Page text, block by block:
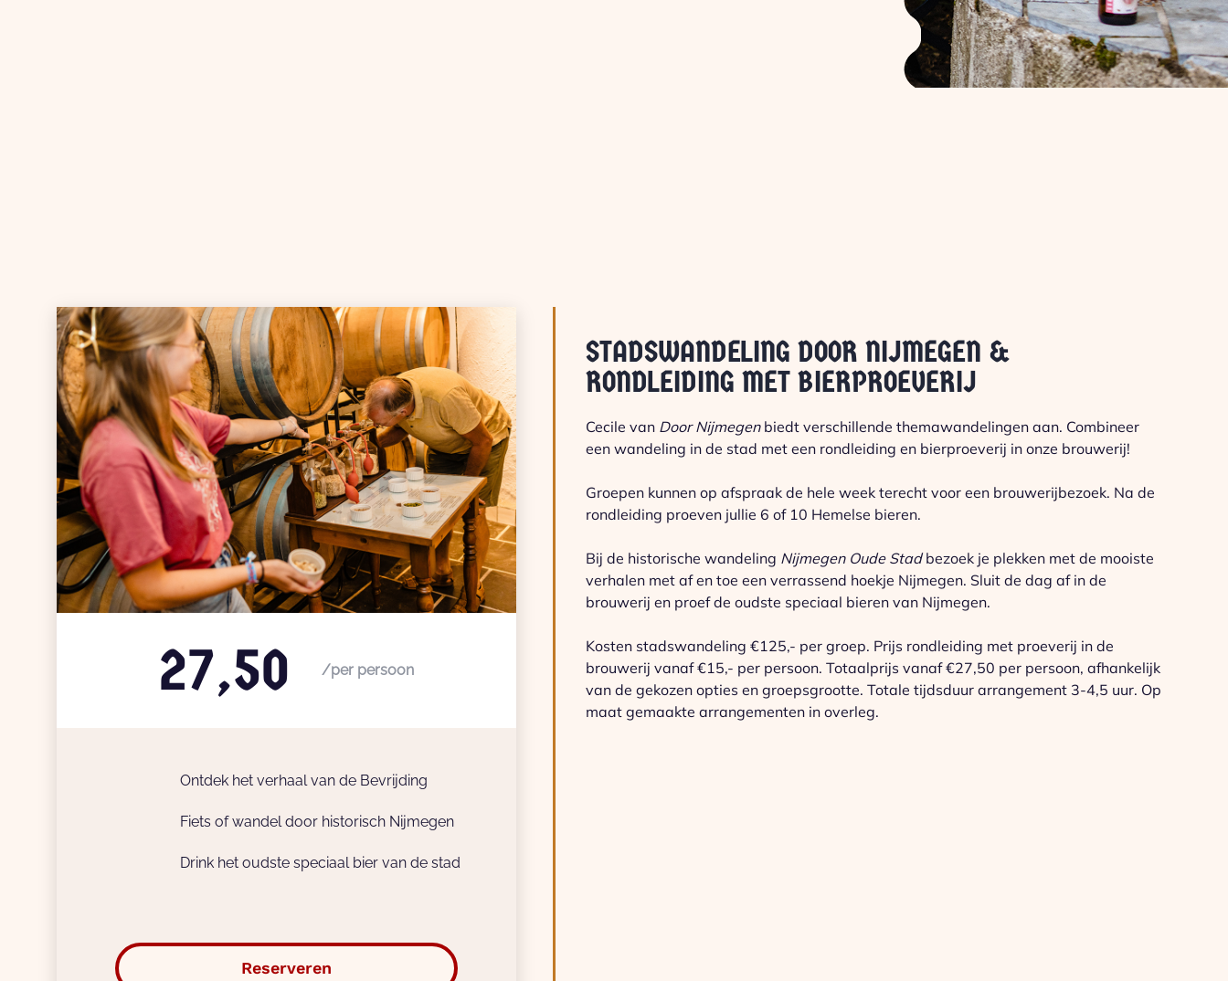
27,50 /per persoon
Ontdek het verhaal van de Bevrijding
Fiets of wandel door historisch Nijmegen
Drink het oudste speciaal bier van de stad
Reserveren
STADSWANDELING DOOR NIJMEGEN &
RONDLEIDING MET BIERPROEVERIJ
Cecile van Door Nijmegenbiedt verschillende themawandelingen aan. Combineer
een wandeling in de stad met een rondleiding en bierproeverij in onze brouwerij!
Groepen kunnen op afspraak de hele week terecht voor een brouwerijbezoek. Na de
rondleiding proeven jullie 6 of 10 Hemelse bieren.
Bij de historische wandeling Nijmegen Oude Stadbezoek je plekken met de mooiste
verhalen met af en toe een verrassend hoekje Nijmegen. Sluit de dag af in de
brouwerij en proef de oudste speciaal bieren van Nijmegen.
Kosten stadswandeling €125,- per groep. Prijs rondleiding met proeverij in de
brouwerij vanaf €15,- per persoon. Totaalprijs vanaf €27,50 per persoon, afhankelijk
van de gekozen opties en groepsgrootte. Totale tijdsduur arrangement 3-4,5 uur. Op
maat gemaakte arrangementen in overleg.